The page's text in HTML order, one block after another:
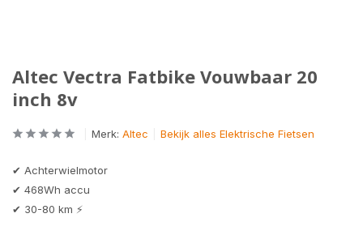
Altec Vectra Fatbike Vouwbaar 20
inch 8v
Merk: Altec Bekijk alles Elektrische Fietsen
✔ Achterwielmotor
✔ 468Wh accu
✔ 30-80 km ⚡